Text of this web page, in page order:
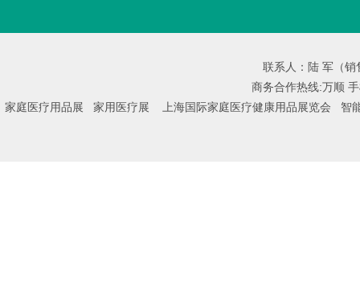
联系人：陆 军（
商务合作热线:万顺
家庭医疗用品展 家用医疗展 上海国际家庭医疗健康用品展览会 智